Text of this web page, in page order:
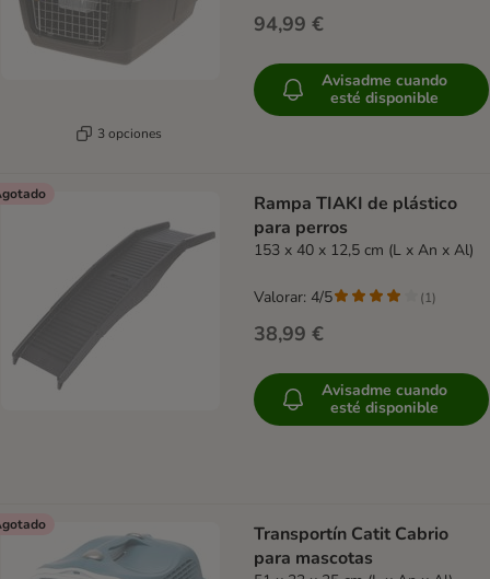
3 opciones
94,99 €
Avisadme cuando
esté disponible
Rampa TIAKI de plástico
para perros
153 x 40 x 12,5 cm (L x An x Al)
38,99 €
Valorar: 4/5 (1)
Avisadme cuando
esté disponible
Transportín Catit Cabrio
para mascotas